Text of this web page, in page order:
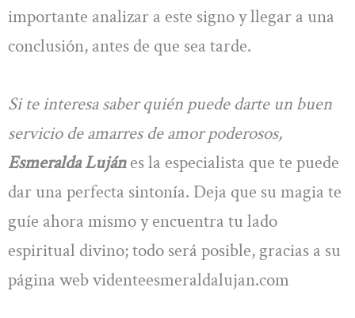
importante analizar a este signo y llegar a una
conclusión, antes de que sea tarde.
Si te interesa saber quién puede darte un buen
servicio de amarres de amor poderosos,
Esmeralda Luján es la especialista que te puede
dar una perfecta sintonía. Deja que su magia te
guíe ahora mismo y encuentra tu lado
espiritual divino; todo será posible, gracias a su
página web videnteesmeraldalujan.com